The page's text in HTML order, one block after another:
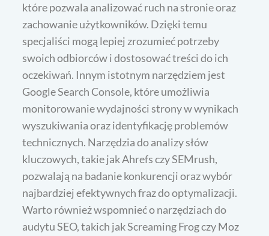
które pozwala analizować ruch na stronie oraz
zachowanie użytkowników. Dzięki temu
specjaliści mogą lepiej zrozumieć potrzeby
swoich odbiorców i dostosować treści do ich
oczekiwań. Innym istotnym narzędziem jest
Google Search Console, które umożliwia
monitorowanie wydajności strony w wynikach
wyszukiwania oraz identyfikację problemów
technicznych. Narzędzia do analizy słów
kluczowych, takie jak Ahrefs czy SEMrush,
pozwalają na badanie konkurencji oraz wybór
najbardziej efektywnych fraz do optymalizacji.
Warto również wspomnieć o narzędziach do
audytu SEO, takich jak Screaming Frog czy Moz